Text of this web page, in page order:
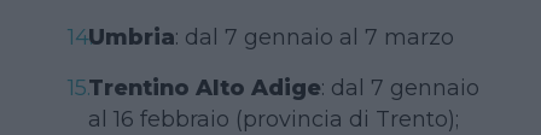
Umbria: dal 7 gennaio al 7 marzo
Trentino Alto Adige: dal 7 gennaio
al 16 febbraio (provincia di Trento);